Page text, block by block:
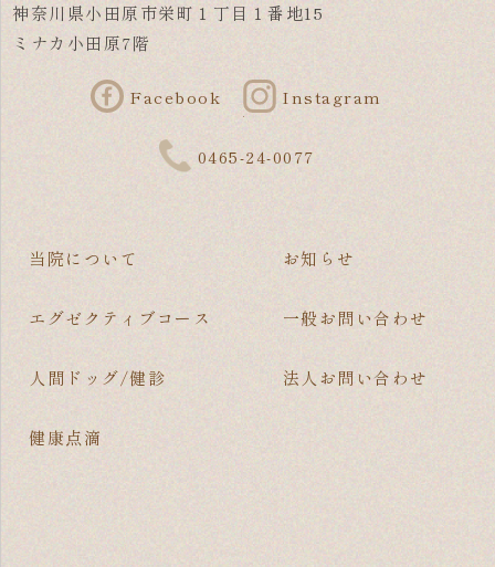
神奈川県小田原市栄町１丁目１番地15
ミナカ小田原7階
Facebook Instagram
0465-24-0077
当院について
エグゼクティブコース
人間ドッグ/健診
健康点滴
お知らせ
一般お問い合わせ
法人お問い合わせ